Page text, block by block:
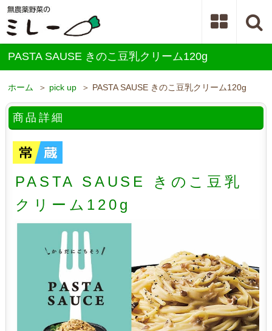
PASTA SAUSE きのこ豆乳クリーム120g
ホーム ＞ pick up ＞ PASTA SAUSE きのこ豆乳クリーム120g
商品詳細
PASTA SAUSE きのこ豆乳
クリーム120g